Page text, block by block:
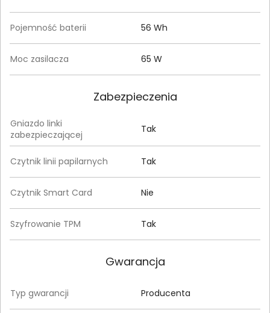
Pojemność baterii 56 Wh
Moc zasilacza 65 W
Zabezpieczenia
Gniazdo linki
zabezpieczającej
Tak
Czytnik linii papilarnych Tak
Czytnik Smart Card Nie
Szyfrowanie TPM Tak
Gwarancja
Typ gwarancji Producenta